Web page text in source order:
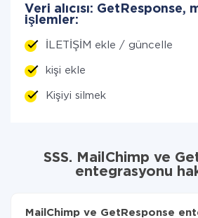
Veri alıcısı: GetResponse,
işlemler:
İLETİŞİM ekle / güncelle
kişi ekle
Kişiyi silmek
SSS. MailChimp ve
entegrasyonu
MailChimp ve GetResponse